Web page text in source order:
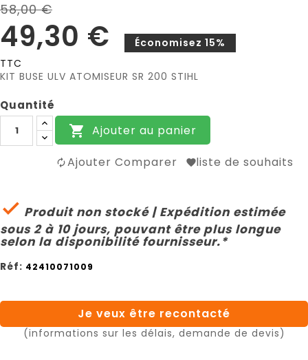
58,00 €
49,30 €
Économisez 15%
TTC
KIT BUSE ULV ATOMISEUR SR 200 STIHL
Quantité
 Ajouter au panier
Ajouter Comparer liste de souhaits
 Produit non stocké | Expédition estimée
sous 2 à 10 jours, pouvant être plus longue
selon la disponibilité fournisseur.*
Réf: 42410071009
Je veux être recontacté
(informations sur les délais, demande de devis)